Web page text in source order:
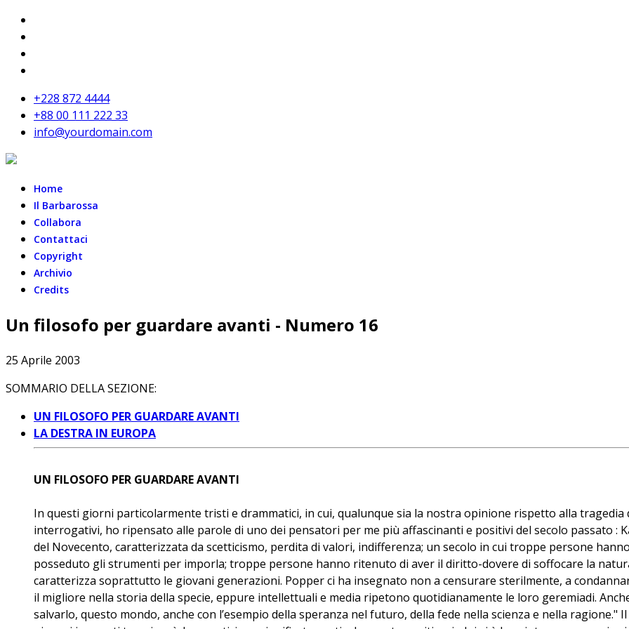
+228 872 4444
+88 00 111 222 33
info@yourdomain.com
Home
Il Barbarossa
Collabora
Contattaci
Copyright
Archivio
Credits
Un filosofo per guardare avanti - Numero 16
25 Aprile 2003
SOMMARIO DELLA SEZIONE:
UN FILOSOFO PER GUARDARE AVANTI
LA DESTRA IN EUROPA
UN FILOSOFO PER GUARDARE AVANTI
In questi giorni particolarmente tristi e drammatici, in cui, qualunque sia la nostra opinione rispetto alla
interrogativi, ho ripensato alle parole di uno dei pensatori per me più affascinanti e positivi del secolo passato :
del Novecento, caratterizzata da scetticismo, perdita di valori, indifferenza; un secolo in cui troppe persone
posseduto gli strumenti per imporla; troppe persone hanno ritenuto di aver il diritto-dovere di soffocare la
caratterizza soprattutto le giovani generazioni. Popper ci ha insegnato non a censurare sterilmente, a
il migliore nella storia della specie, eppure intellettuali e media ripetono quotidianamente le loro geremiadi.
salvarlo, questo mondo, anche con l’esempio della speranza nel futuro, della fede nella scienza e nella